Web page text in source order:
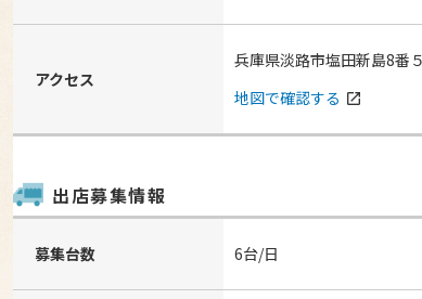
アクセス
兵庫県淡路市塩田新島8番５
地図で確認する open_in_new
出店募集情報
募集台数 6台/日